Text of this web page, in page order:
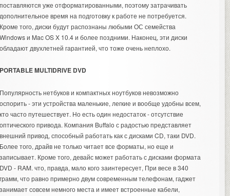
уже отформатированными, поэтому затрачивать
время на подготовку к работе не потребуется.
того, диски будут распознаны любыми ОС семейства
и Mac OS X 10.4 и более поздними. Наконец, эти диски
двухлетней гарантией, что тоже очень неплохо.
MULTIDRIVE DVD
нетбуков и компактных ноутбуков невозможно
- эти устройства маленькие, легкие и вообще удобны всем,
часто путешествует. Но есть один недостаток - отсутствие
привода. Компания Buffalo с радостью представляет
привод, способный работать как с дисками CD, таки DVD.
того, драйв не только читает все форматы, но еще и
Кроме того, девайс может работать с дисками формата
- RAM. что, правда, мало кого заинтересует, При весе в 340
что равно примерно двум современным телефонам, гаджет
совсем немного места и имеет встроенные кабели,